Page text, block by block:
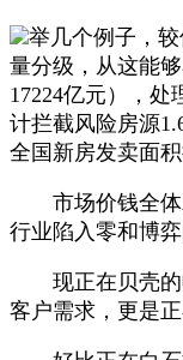
举几个例子，
量分级，从这能
17224亿元），
计拦截风险房源
全国新房发卖面积
市场价钱全体承
行业陷入零和博
现正在贝壳的收
客户需求，更是